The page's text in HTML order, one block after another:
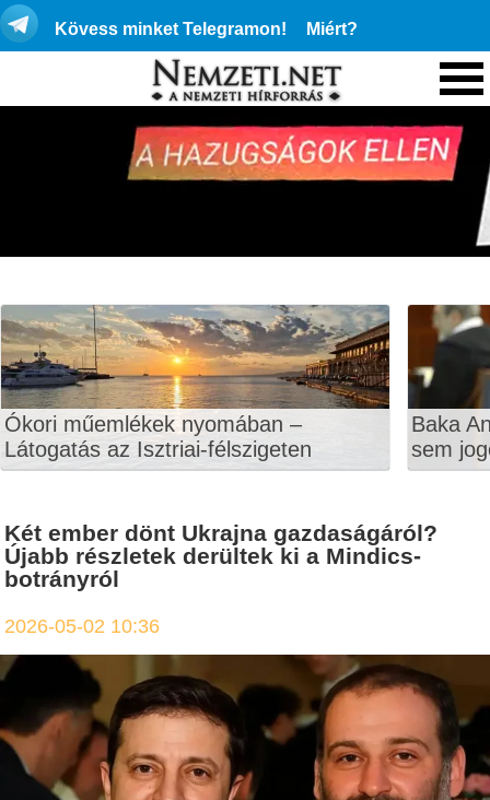
Kövess minket Telegramon! Miért?
Ókori műemlékek nyomában –
Látogatás az Isztriai-félszigeten
Baka
sem
Két ember dönt Ukrajna gazdaságáról?
Újabb részletek derültek ki a Mindics-
botrányról
2026-05-02 10:36